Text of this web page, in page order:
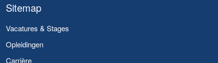
Sitemap
Vacatures & Stages
Opleidingen
Carrière